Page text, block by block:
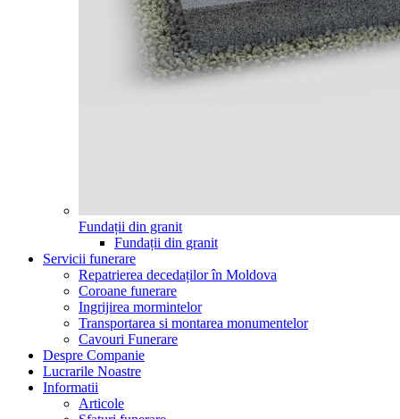
Fundații din granit
Fundații din granit
Servicii funerare
Repatrierea decedaților în Moldova
Coroane funerare
Ingrijirea mormintelor
Transportarea si montarea monumentelor
Cavouri Funerare
Despre Companie
Lucrarile Noastre
Informatii
Articole